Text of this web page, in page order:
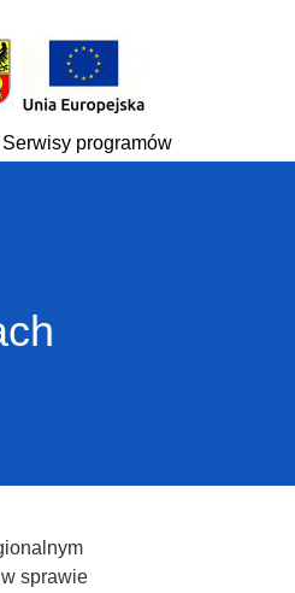
Serwisy programów
sprawie